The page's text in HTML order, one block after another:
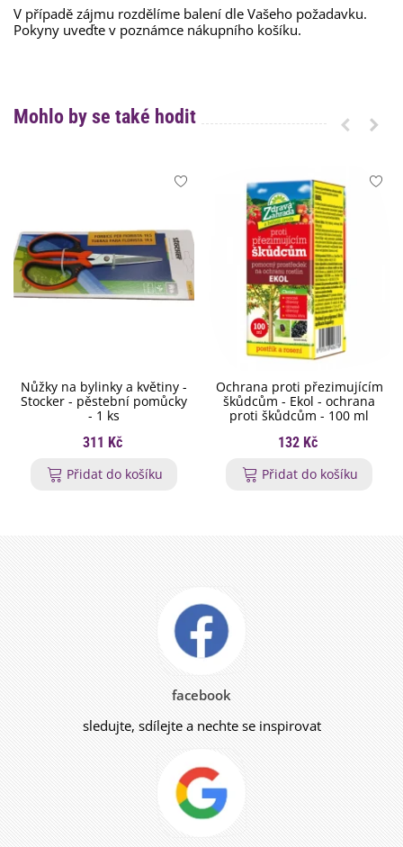
V případě zájmu rozdělíme balení dle Vašeho požadavku.
Pokyny uveďte v poznámce nákupního košíku.
Mohlo by se také hodit
Nůžky na bylinky a květiny -
Stocker - pěstební pomůcky
- 1 ks
311 Kč
Přidat do košíku
Ochrana proti přezimujícím
škůdcům - Ekol - ochrana
proti škůdcům - 100 ml
132 Kč
Přidat do košíku
facebook
sledujte, sdílejte a nechte se inspirovat